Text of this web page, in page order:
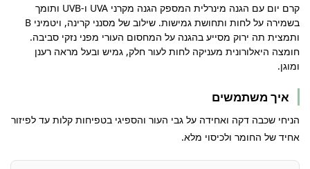
קרם יום עם הגנה מינרלית המספק הגנה מקרני UVA ו-UVB ותומך
בשמירה על לחות ותחושת גמישות. שילוב של מסנני קרינה, ויטמיני B
ותמצית תה ירוק מסייע בהגנה על המחסום העורי מפני נזקי סביבה.
חומצה היאלורונית מעניקה לחות לעור חלק, גמיש ובעל מראה רענן
ומוגן.
איך משתמשים
הניחי שכבה דקה ואחידה על גבי העור והספיגי בטפיחות קלות עד לפיזור
אחיד של החומר ולכיסוי מלא.